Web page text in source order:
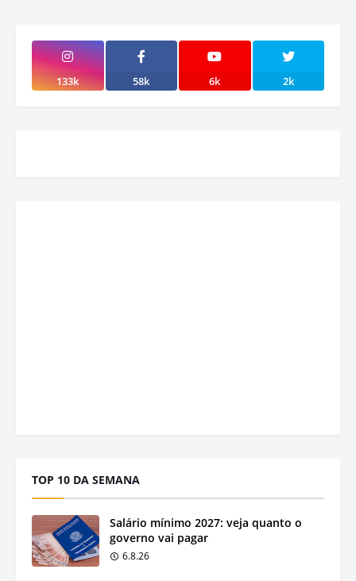
133k 58k 6k 2k
TOP 10 DA SEMANA
Salário mínimo 2027: veja quanto o
governo vai pagar
6.8.26